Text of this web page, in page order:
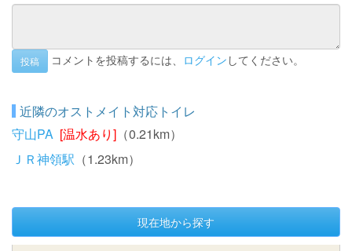
投稿 コメントを投稿するには、 ログイン してください。
近隣のオストメイト対応トイレ
守山PA [温水あり] （0.21km）
ＪＲ神領駅 （1.23km）
現在地から探す